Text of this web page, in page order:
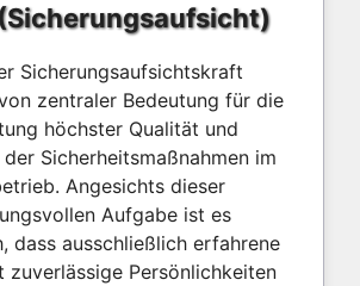
Sicherungsaufsichtskraft
zentraler Bedeutung für die
höchster Qualität und
Sicherheitsmaßnahmen im
Angesichts dieser
Aufgabe ist es
dass ausschließlich erfahrene
zuverlässige Persönlichkeiten